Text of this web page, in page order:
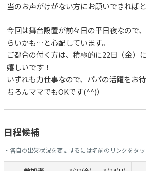
当のお声がけがない方にお願いできればと
今回は舞台設置が前々日の平日夜なので
らいかも…と心配しています。
ご都合の付く方は、積極的に22日（金）
嬉しいです！
いずれも力仕事なので、パパの活躍をお
ちろんママでもOKです(^^)）
日程候補
・各自の出欠状況を変更するには名前のリンクをタッ